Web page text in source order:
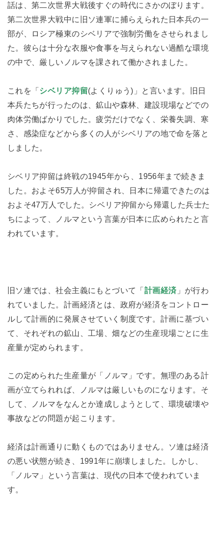
話は、第二次世界大戦後すぐの時代にさかのぼります。
第二次世界大戦中に旧ソ連軍に捕らえられた日本兵の一
部が、ロシア極東のシベリアで強制労働をさせられまし
た。彼らは十分な衣服や食事を与えられない過酷な環境
の中で、厳しいノルマを課されて働かされました。
これを「シベリア抑留(よくりゅう)」と言います。旧日
本兵たちが行ったのは、鉱山や森林、建設現場などでの
肉体労働ばかりでした。疲労だけでなく、栄養失調、寒
さ、感染症などから多くの人がシベリアの地で命を落と
しました。
シベリア抑留は終戦の1945年から、1956年まで続きま
した。およそ65万人が抑留され、日本に帰還できたのは
およそ47万人でした。シベリア抑留から帰還した兵士た
ちによって、ノルマという言葉が日本に広められたと言
われています。
旧ソ連では、社会主義にもとづいて「計画経済 」が行わ
れていました。計画経済とは、政府が経済をコントロー
ルして計画的に発展させていく制度です。計画に基づい
て、それぞれの鉱山、工場、畑などの生産現場ごとに生
産量が定められます。
この定められた生産量が「ノルマ」です。無理のある計
画が立てられれば、ノルマは厳しいものになります。そ
して、ノルマをなんとか達成しようとして、環境破壊や
事故などの問題が起こります。
経済は計画通りに動くものではありません。ソ連は経済
の悪い状態が続き、1991年に崩壊しました。しかし、
「ノルマ」という言葉は、現代の日本で使われていま
す。